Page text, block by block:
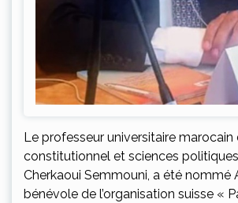
Le professeur universitaire
constitutionnel et sciences
Cherkaoui Semmouni, a été nommé
bénévole de l’organisation suisse «